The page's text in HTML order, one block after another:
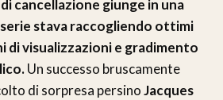
cancellazione giunge in una
stava raccogliendo ottimi
di visualizzazioni e gradimento
Un successo bruscamente
di sorpresa persinoJacques